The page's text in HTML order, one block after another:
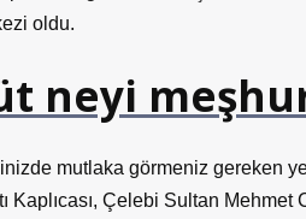
oldu.
neyi
mutlaka görmeniz gereken
Kaplıcası, Çelebi Sultan